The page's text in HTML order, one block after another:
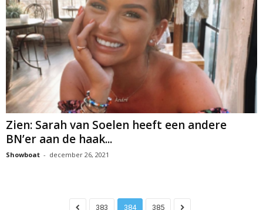
Zien: Sarah van Soelen heeft een andere
BN’er aan de haak...
Showboat - december 26, 2021
383 384 385